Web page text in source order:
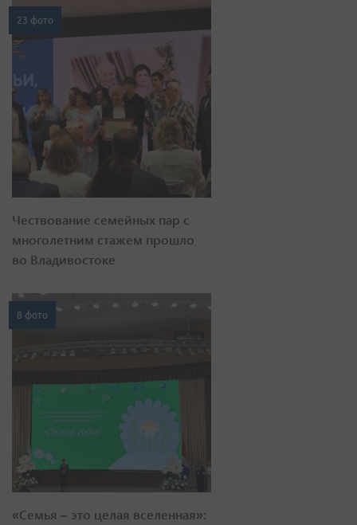
23 фото
Чествование семейных пар с
многолетним стажем прошло
во Владивостоке
8 фото
«Семья – это целая вселенная»: